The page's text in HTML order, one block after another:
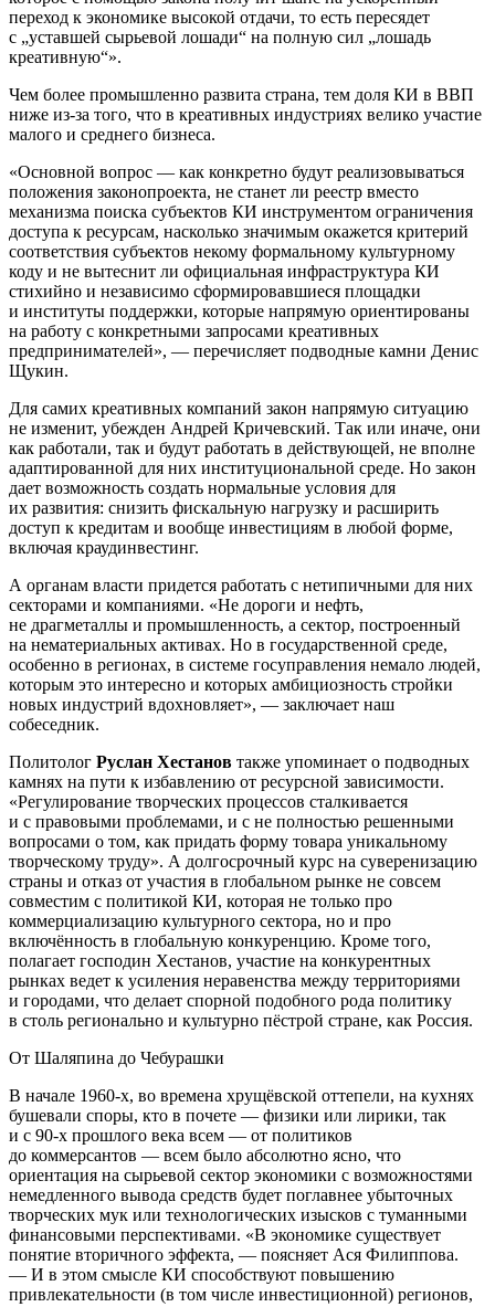
переход к экономике высокой отдачи, то есть пересядет
с „уставшей сырьевой лошади“ на полную сил „лошадь
креативную“».
Чем более промышленно развита страна, тем доля КИ в ВВП
ниже из-за того, что в креативных индустриях велико участие
малого и среднего бизнеса.
«Основной вопрос — как конкретно будут реализовываться
положения законопроекта, не станет ли реестр вместо
механизма поиска субъектов КИ инструментом ограничения
доступа к ресурсам, насколько значимым окажется критерий
соответствия субъектов некому формальному культурному
коду и не вытеснит ли официальная инфраструктура КИ
стихийно и независимо сформировавшиеся площадки
и институты поддержки, которые напрямую ориентированы
на работу с конкретными запросами креативных
предпринимателей», — перечисляет подводные камни Денис
Щукин.
Для самих креативных компаний закон напрямую ситуацию
не изменит, убежден Андрей Кричевский. Так или иначе, они
как работали, так и будут работать в действующей, не вполне
адаптированной для них институциональной среде. Но закон
дает возможность создать нормальные условия для
их развития: снизить фискальную нагрузку и расширить
доступ к кредитам и вообще инвестициям в любой форме,
включая краудинвестинг.
А органам власти придется работать с нетипичными для них
секторами и компаниями. «Не дороги и нефть,
не драгметаллы и промышленность, а сектор, построенный
на нематериальных активах. Но в государственной среде,
особенно в регионах, в системе госуправления немало людей,
которым это интересно и которых амбициозность стройки
новых индустрий вдохновляет», — заключает наш
собеседник.
Политолог Руслан Хестанов также упоминает о подводных
камнях на пути к избавлению от ресурсной зависимости.
«Регулирование творческих процессов сталкивается
и с правовыми проблемами, и с не полностью решенными
вопросами о том, как придать форму товара уникальному
творческому труду». А долгосрочный курс на суверенизацию
страны и отказ от участия в глобальном рынке не совсем
совместим с политикой КИ, которая не только про
коммерциализацию культурного сектора, но и про
включённость в глобальную конкуренцию. Кроме того,
полагает господин Хестанов, участие на конкурентных
рынках ведет к усиления неравенства между территориями
и городами, что делает спорной подобного рода политику
в столь регионально и культурно пёстрой стране, как Россия.
От Шаляпина до Чебурашки
В начале 1960-х, во времена хрущёвской оттепели, на кухнях
бушевали споры, кто в почете — физики или лирики, так
и с 90-х прошлого века всем — от политиков
до коммерсантов — всем было абсолютно ясно, что
ориентация на сырьевой сектор экономики с возможностями
немедленного вывода средств будет поглавнее убыточных
творческих мук или технологических изысков с туманными
финансовыми перспективами. «В экономике существует
понятие вторичного эффекта, — поясняет Ася Филиппова.
— И в этом смысле КИ способствуют повышению
привлекательности (в том числе инвестиционной) регионов,